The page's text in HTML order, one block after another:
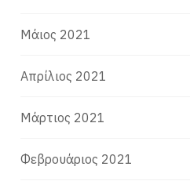
Μάιος 2021
Απρίλιος 2021
Μάρτιος 2021
Φεβρουάριος 2021